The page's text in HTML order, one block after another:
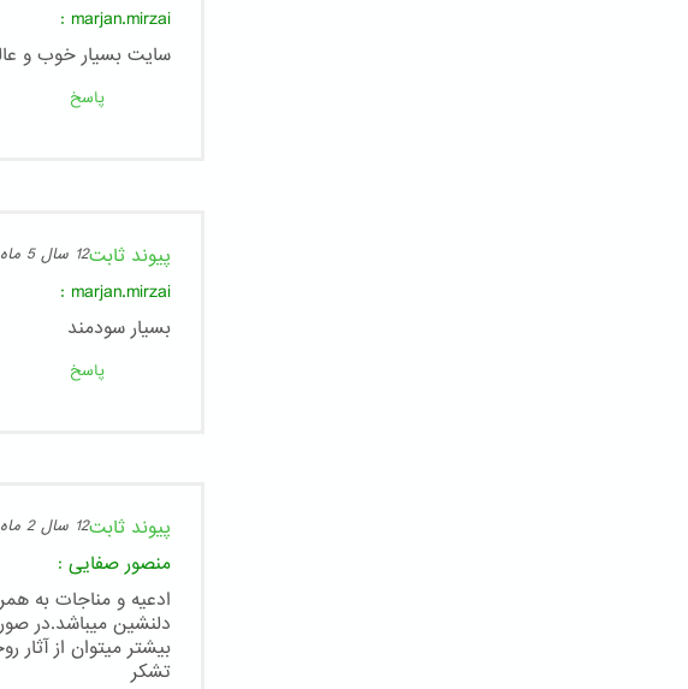
marjan.mirzai
:
سايت بسيار خوب و
پاسخ
پیوند ثابت12 سال 5 ماه پیش
marjan.mirzai
:
بسيار سودمند
پاسخ
پیوند ثابت12 سال 2 ماه پیش
منصور صفایی :
ادعیه و مناجات به
دلنشین میباشد.در
بیشتر میتوان از آثار
تشکر